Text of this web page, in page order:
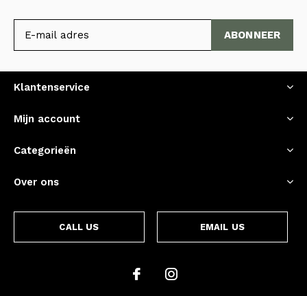
ABONNEER
Klantenservice
Mijn account
Categorieën
Over ons
CALL US EMAIL US